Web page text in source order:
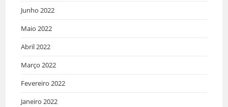
Junho 2022
Maio 2022
Abril 2022
Março 2022
Fevereiro 2022
Janeiro 2022